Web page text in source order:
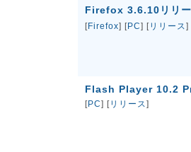
Firefox 3.6.10リリ
[Firefox] [PC] [リリース]
Flash Player 10.2
[PC] [リリース]